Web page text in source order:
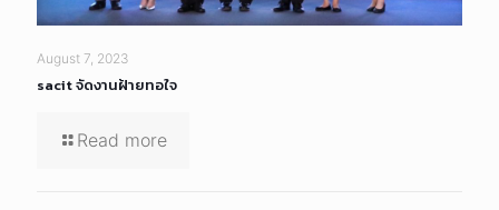
August 7, 2023
sacit จัดงานฝ้ายทอใจ
Read more